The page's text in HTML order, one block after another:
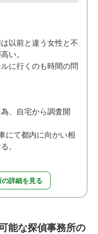
以前と違う女性と不
い。
に行くのも時間の問
、自宅から調査開
にて都内に向かい相
。
の詳細を見る
能な探偵事務所の